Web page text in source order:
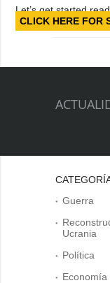
Let’s get started
CLICK HERE FOR
Guerra
Ucrania
Política
Economía